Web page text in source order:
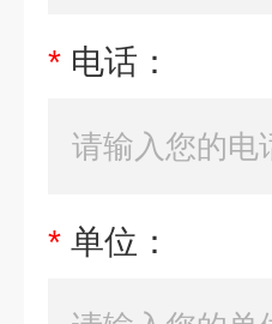
* 电话：
* 单位：